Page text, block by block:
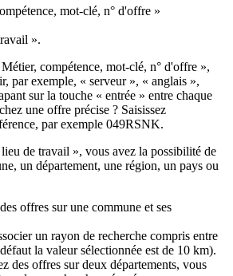
mot-clé, n° d'offre »
».
compétence, mot-clé, n° d'offre »,
par exemple, « serveur », « anglais »,
sur la touche « entrée » entre chaque
une offre précise ? Saisissez
par exemple 049RSNK.
de travail », vous avez la possibilité de
un département, une région, un pays ou
offres sur une commune et ses
un rayon de recherche compris entre
la valeur sélectionnée est de 10 km).
des offres sur deux départements, vous